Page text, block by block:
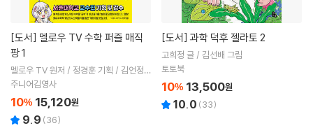
[도서]
팡 1
멜로우 TV 원저 / 정경훈 기획 / 김언정
글 / 김덕영 그림 / 박종일 감수
주니어김영사
10% 15,120원
9.9 (36)
[도서] 과학 덕후 젤라토 2
고희정 글 / 김선배 그림
토토북
10% 13,500원
10.0 (33)